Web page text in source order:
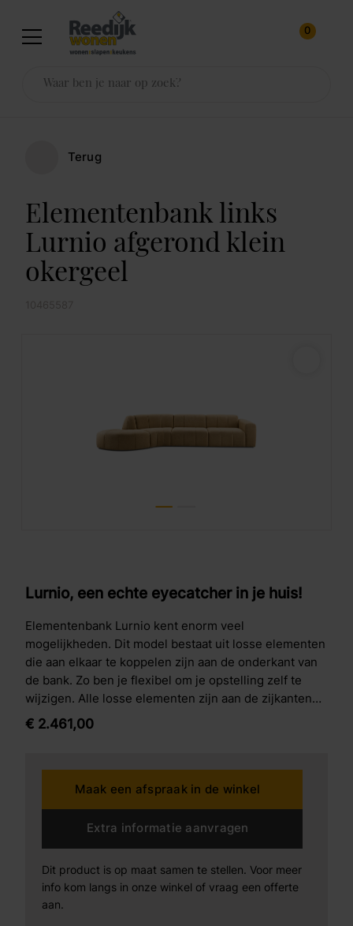
0
Terug
Elementenbank links
Lurnio afgerond klein
okergeel
Lurnio, een echte eyecatcher in je huis!
Elementenbank Lurnio kent enorm veel
mogelijkheden. Dit model bestaat uit losse elementen
die aan elkaar te koppelen zijn aan de onderkant van
de bank. Zo ben je flexibel om je opstelling zelf te
wijzigen. Alle losse elementen zijn aan de zijkanten
gestoffeerd, waardoor Lurnio zich perfect leent om
vrijstaand in de kamer te plaatsen.
€ 2.461,00
Maak een afspraak in de winkel
Extra informatie aanvragen
Dit product is op maat samen te stellen. Voor meer
info kom langs in onze winkel of vraag een offerte
aan.